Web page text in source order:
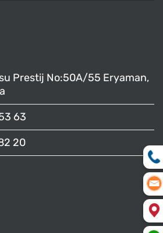
Prestij No:50A/55 Eryaman,
63
20